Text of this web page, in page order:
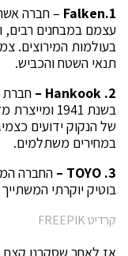
1.Falken
– חברה אשר
עצמם במבחנים רבים,
בעולמות המירוצים.
תנאי השטח והכביש.
2. Hankook –
חברת
בשנת 1941
של הנקוק ידועים
במחירים משתלמים.
3. TOYO –
החברה
בוטיק יוקרתי
קרדיט FREEPIK
אז לאחר שסקרנו קצת